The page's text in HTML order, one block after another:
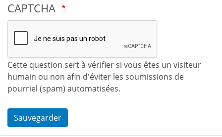
CAPTCHA
Cette question sert à vérifier si vous êtes un visiteur
humain ou non afin d'éviter les soumissions de
pourriel (spam) automatisées.
Sauvegarder